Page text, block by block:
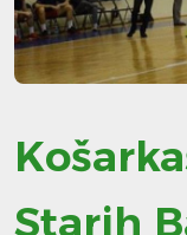
Starih